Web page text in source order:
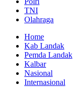
TNI
Olahraga
Home
Kab Landak
Pemda Landak
Kalbar
Nasional
Internasional